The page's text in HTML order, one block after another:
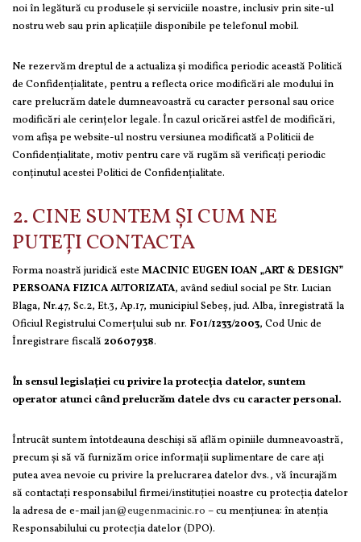
noi în legătură cu produsele și serviciile noastre, inclusiv prin site-ul
nostru web sau prin aplicațiile disponibile pe telefonul mobil.
Ne rezervăm dreptul de a actualiza și modifica periodic această Politică
de Confidențialitate, pentru a reflecta orice modificări ale modului în
care prelucrăm datele dumneavoastră cu caracter personal sau orice
modificări ale cerințelor legale. În cazul oricărei astfel de modificări,
vom afișa pe website-ul nostru versiunea modificată a Politicii de
Confidențialitate, motiv pentru care vă rugăm să verificaţi periodic
conţinutul acestei Politici de Confidenţialitate.
2. CINE SUNTEM ȘI CUM NE
PUTEȚI CONTACTA
Forma noastră juridică este MACINIC EUGEN IOAN „ART & DESIGN”
PERSOANA FIZICA AUTORIZATA, având sediul social pe Str. Lucian
Blaga, Nr.47, Sc.2, Et.3, Ap.17, municipiul Sebeș, jud. Alba, înregistrată la
Oficiul Registrului Comerțului sub nr. F01/1233/2003, Cod Unic de
Înregistrare fiscală 20607938.
În sensul legislației cu privire la protecția datelor, suntem
operator atunci când prelucrăm datele dvs cu caracter personal.
Întrucât suntem întotdeauna deschiși să aflăm opiniile dumneavoastră,
precum și să vă furnizăm orice informații suplimentare de care ați
putea avea nevoie cu privire la prelucrarea datelor dvs., vă încurajăm
să contactați responsabilul firmei/instituției noastre cu protecția datelor
la adresa de e-mailjan@eugenmacinic.ro – cu menţiunea: în atenția
Responsabilului cu protecția datelor (DPO).